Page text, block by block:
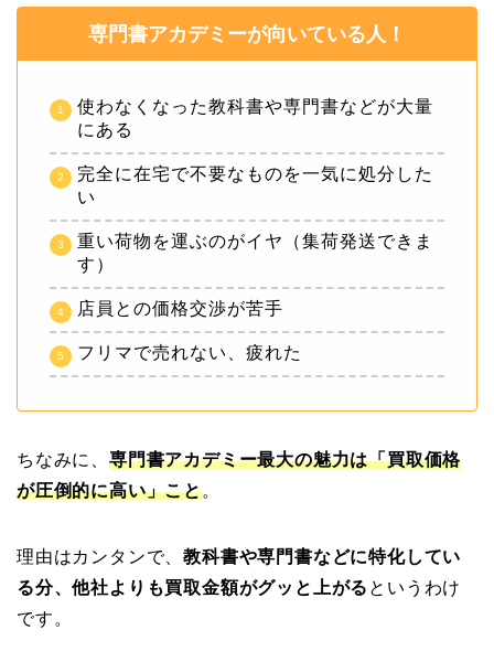
専門書アカデミーが向いている人！
使わなくなった教科書や専門書などが大量
にある
完全に在宅で不要なものを一気に処分した
い
重い荷物を運ぶのがイヤ（集荷発送できま
す）
店員との価格交渉が苦手
フリマで売れない、疲れた
ちなみに、 専門書アカデミー最大の魅力は「買取価格
が圧倒的に高い」こと。
理由はカンタンで、教科書や専門書などに特化してい
る分、他社よりも買取金額がグッと上がる というわけ
です。